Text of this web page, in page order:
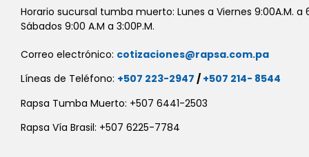
Horario sucursal tumba muerto: Lunes a Viernes 9:00A.M. a
Sábados 9:00 A.M a 3:00P.M.
Correo electrónico: cotizaciones@rapsa.com.pa
Líneas de Teléfono: +507 223-2947 / +507 214- 8544
Rapsa Tumba Muerto: +507 6441-2503
Rapsa Vía Brasil: +507 6225-7784